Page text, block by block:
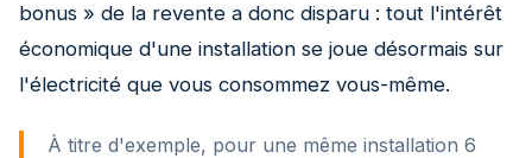
bonus » de la revente a donc disparu : tout l'intérêt
économique d'une installation se joue désormais sur
l'électricité que vous consommez vous-même.
À titre d'exemple, pour une même installation 6